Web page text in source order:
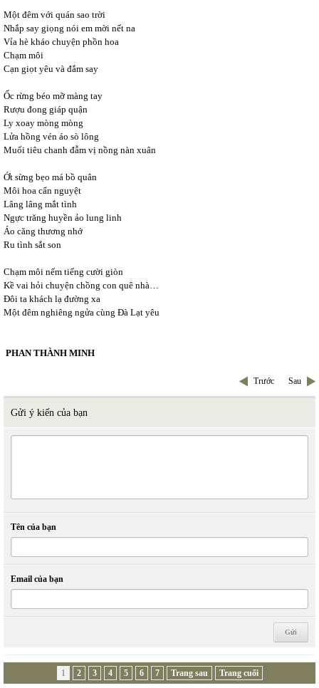
Một đêm với quán sao trời
Nhắp say giọng nói em mời nết na
Vỉa hè kháo chuyện phồn hoa
Chạm môi
Cạn giọt yêu và đắm say
Ốc rừng béo mỡ màng tay
Rượu đong giáp quận
Ly xoay mòng mòng
Lửa hồng vén áo sò lông
Muối tiêu chanh đẫm vị nồng nàn xuân
Ớt sừng bẹo má bồ quân
Môi hoa cẩn nguyệt
Lâng lâng mắt tình
Ngực trăng huyền ảo lung linh
Áo căng thương nhớ
Ru tình sắt son
Chạm môi nếm tiếng cười giòn
Kề vai hỏi chuyện chồng con quê nhà…
Đôi ta khách lạ đường xa
Một đêm nghiêng ngửa cùng Đà Lạt yêu
PHAN THÀNH MINH
Trước Sau
Gửi ý kiến của bạn
Tên của bạn
Email của bạn
1 2 3 4 5 6 7 Trang sau Trang cuối